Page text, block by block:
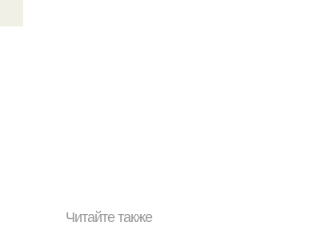
Читайте также